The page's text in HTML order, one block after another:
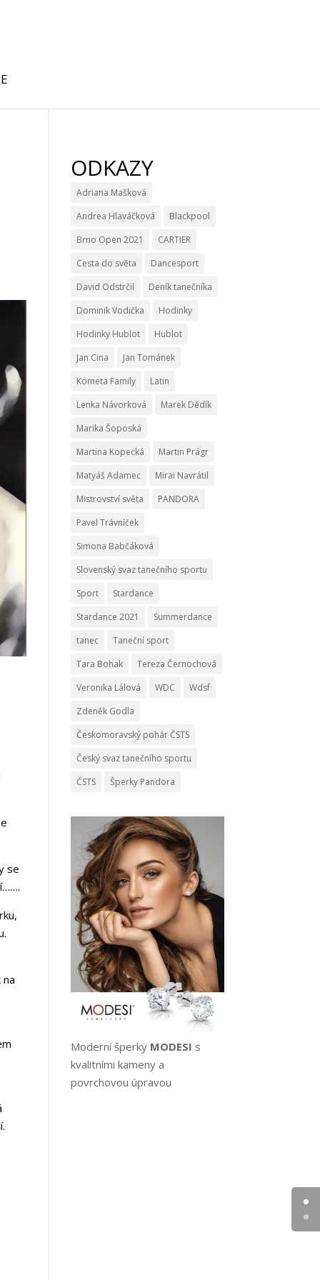
se
ODKAZY
Adriana Mašková
Andrea Hlaváčková
Blackpool
Brno Open 2021
CARTIER
Cesta do světa
Dancesport
David Odstrčil
Deník tanečníka
Dominik Vodička
Hodinky
Hodinky Hublot
Hublot
Jan Cina
Jan Tománek
Kometa Family
Latin
Lenka Návorková
Marek Dědík
Marika Šoposká
Martina Kopecká
Martin Prágr
Matyáš Adamec
Mirai Navrátil
Mistrovství světa
PANDORA
Pavel Trávníček
Simona Babčáková
Slovenský svaz tanečního sportu
Sport
Stardance
Stardance 2021
Summerdance
tanec
Taneční sport
Tara Bohak
Tereza Černochová
Veronika Lálová
WDC
Wdsf
Zdeněk Godla
Českomoravský pohár ČSTS
Český svaz tanečního sportu
ČSTS
Šperky Pandora
Moderní šperky MODESI s
kvalitními kameny a
povrchovou úpravou